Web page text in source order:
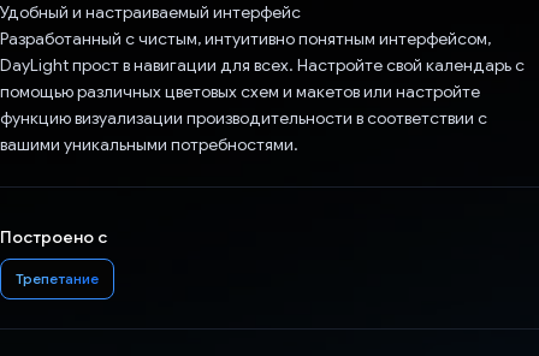
Удобный и настраиваемый интерфейс
Разработанный с чистым, интуитивно понятным интерфейсом,
DayLight прост в навигации для всех. Настройте свой календарь с
помощью различных цветовых схем и макетов или настройте
функцию визуализации производительности в соответствии с
вашими уникальными потребностями.
Построено с
Трепетание